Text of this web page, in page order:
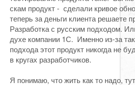
скам продукт - сделали кривое
теперь за деньги клиента решаете
Разработка с русским подходом.
духе компании 1С. Именно из-за
подхода этот продукт никогда не
в кругах разработчиков.
Я понимаю, что жить как то надо,